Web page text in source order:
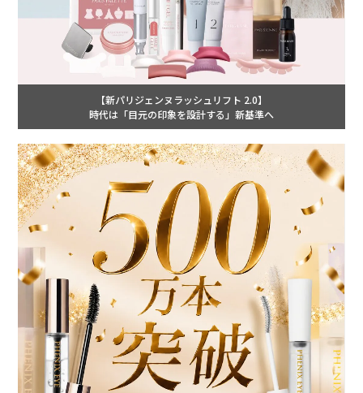
【新パリジェンヌラッシュリフト 2.0】
時代は「目元の印象を設計する」新基準へ